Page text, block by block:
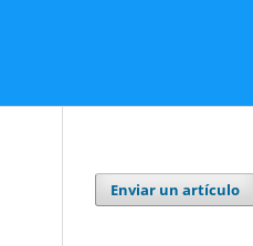
Enviar un artículo